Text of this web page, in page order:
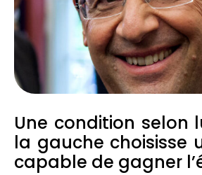
Une condition selon
la gauche choisisse
capable de gagner